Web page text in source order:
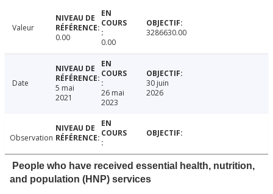
Valeur
0.00
0.00
3286630.00
Date
5 mai
2021
26 mai
2023
30 juin
2026
Observation
People who have received essential health, nutrition,
and population (HNP) services